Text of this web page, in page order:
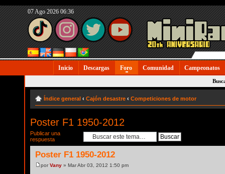
07 Ago 2026 06:36
Inicio Descargas Foro Comunidad Campeonatos
Índice general ‹ Cajón desastre ‹ Competiciones de motor
Poster F1 1950-2012
Publicar una
respuesta
Poster F1 1950-2012
por Vany » Mar Abr 03, 2012 1:50 pm